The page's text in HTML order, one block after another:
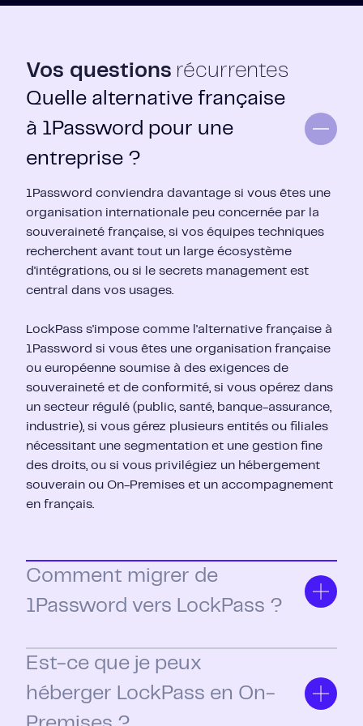
Vos questions récurrentes
Quelle alternative française
à 1Password pour une
entreprise ?
1Password conviendra davantage si vous êtes une
organisation internationale peu concernée par la
souveraineté française, si vos équipes techniques
recherchent avant tout un large écosystème
d'intégrations, ou si le secrets management est
central dans vos usages.
LockPass s'impose comme l'alternative française à
1Password si vous êtes une organisation française
ou européenne soumise à des exigences de
souveraineté et de conformité, si vous opérez dans
un secteur régulé (public, santé, banque-assurance,
industrie), si vous gérez plusieurs entités ou filiales
nécessitant une segmentation et une gestion fine
des droits, ou si vous privilégiez un hébergement
souverain ou On-Premises et un accompagnement
en français.
Comment migrer de
1Password vers LockPass ?
vos bases 1Password vers LockPass en quelques
Nous proposons une large gamme de modèles
Est-ce que je peux
héberger LockPass en On-